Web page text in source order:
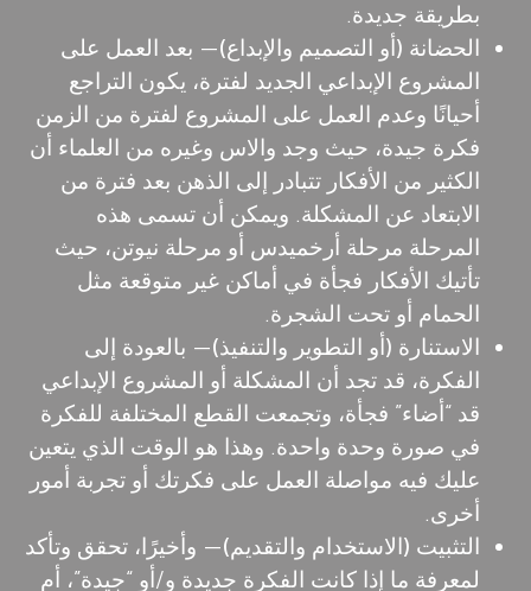
بطريقة جديدة.
الحضانة (أو التصميم والإبداع)— بعد العمل على
المشروع الإبداعي الجديد لفترة، يكون التراجع
أحيانًا وعدم العمل على المشروع لفترة من الزمن
فكرة جيدة، حيث وجد والاس وغيره من العلماء أن
الكثير من الأفكار تتبادر إلى الذهن بعد فترة من
الابتعاد عن المشكلة. ويمكن أن تسمى هذه
المرحلة مرحلة أرخميدس أو مرحلة نيوتن، حيث
تأتيك الأفكار فجأة في أماكن غير متوقعة مثل
الحمام أو تحت الشجرة.
الاستنارة (أو التطوير والتنفيذ)— بالعودة إلى
الفكرة، قد تجد أن المشكلة أو المشروع الإبداعي
قد “أضاء” فجأة، وتجمعت القطع المختلفة للفكرة
في صورة وحدة واحدة. وهذا هو الوقت الذي يتعين
عليك فيه مواصلة العمل على فكرتك أو تجربة أمور
أخرى.
التثبيت (الاستخدام والتقديم)— وأخيرًا، تحقق وتأكد
لمعرفة ما إذا كانت الفكرة جديدة و/أو “جيدة”، أم